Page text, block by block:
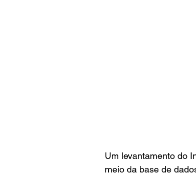
Um levantamento do
meio da base de